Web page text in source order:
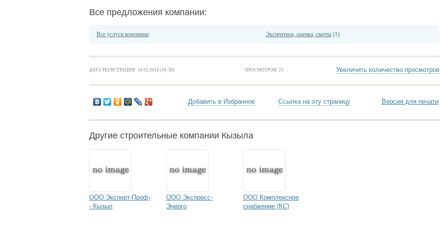
Все предложения компании:
Все услуги компании: Экспертиза, оценка, сметы (1)
ДАТА РЕГИСТРАЦИИ: 10.02.2016 (16:30) ПРОСМОТРОВ: 25 Увеличить количество просмотров
Добавить в Избранное Ссылка на эту страницу Версия для печати
Другие строительные компании Кызыла
ООО Эксперт-Профи
- Кызыл
ООО Экспресс-
Энерго
ООО Комплексное
снабжение (КС)